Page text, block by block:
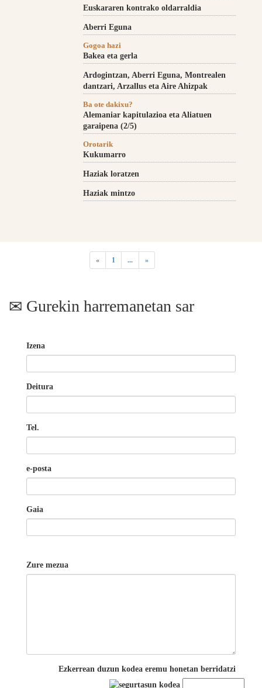
Euskararen kontrako oldarraldia
Aberri Eguna
Gogoa hazi
Bakea eta gerla
Ardogintzan, Aberri Eguna, Montrealen
dantzari, Arzallus eta Aire Ahizpak
Ba ote dakixu?
Alemaniar kapitulazioa eta Aliatuen
garaipena (2/5)
Orotarik
Kukumarro
Haziak loratzen
Haziak mintzo
« 1 ... »
Gurekin harremanetan sar
Izena
Deitura
Tel.
e-posta
Gaia
Zure mezua
Ezkerrean duzun kodea eremu honetan berridatzi